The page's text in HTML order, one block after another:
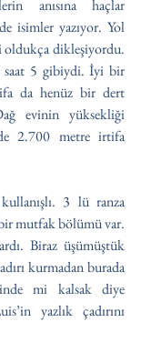
anısına haçlar
isimler yazıyor. Yol
oldukça dikleşiyordu.
saat 5 gibiydi. İyi bir
da henüz bir dert
evinin yüksekliği
2.700 metre irtifa
3 lü ranza
mutfak bölümü var.
Biraz üşümüştük
kurmadan burada
mi kalsak diye
yazlık çadırını